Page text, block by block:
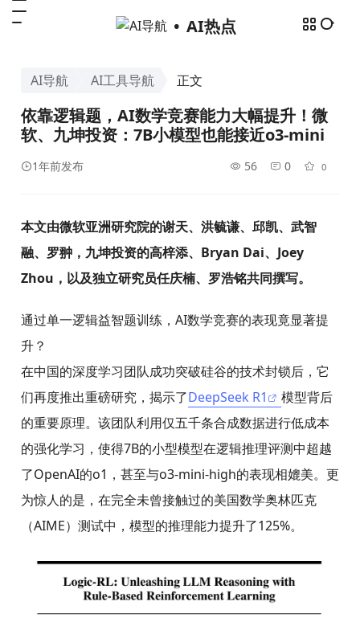
AI热点
AI导航 AI工具导航 正文
依靠逻辑题，AI数学竞赛能力大幅提升！微
软、九坤投资：7B小模型也能接近o3-mini
1年前发布 56 0 0
本文由微软亚洲研究院的谢天、洪毓谦、邱凯、武智
融、罗翀，九坤投资的高梓添、Bryan Dai、Joey
Zhou，以及独立研究员任庆楠、罗浩铭共同撰写。
通过单一逻辑益智题训练，AI数学竞赛的表现竟显著提
升？
在中国的深度学习团队成功突破硅谷的技术封锁后，它
们再度推出重磅研究，揭示了DeepSeek R1
模型背后
的重要原理。该团队利用仅五千条合成数据进行低成本
的强化学习，使得7B的小型模型在逻辑推理评测中超越
了OpenAI的o1，甚至与o3-mini-high的表现相媲美。更
为惊人的是，在完全未曾接触过的美国数学奥林匹克
（AIME）测试中，模型的推理能力提升了125%。